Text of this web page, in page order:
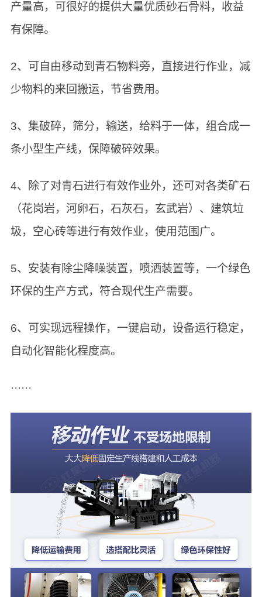
产量高，可很好的提供大量优质砂石骨料，收益
有保障。
2、可自由移动到青石物料旁，直接进行作业，减
少物料的来回搬运，节省费用。
3、集破碎，筛分，输送，给料于一体，组合成一
条小型生产线，保障破碎效果。
4、除了对青石进行有效作业外，还可对各类矿石
（花岗岩，河卵石，石灰石，玄武岩）、建筑垃
圾，空心砖等进行有效作业，使用范围广。
5、安装有除尘降噪装置，喷洒装置等，一个绿色
环保的生产方式，符合现代生产需要。
6、可实现远程操作，一键启动，设备运行稳定，
自动化智能化程度高。
······